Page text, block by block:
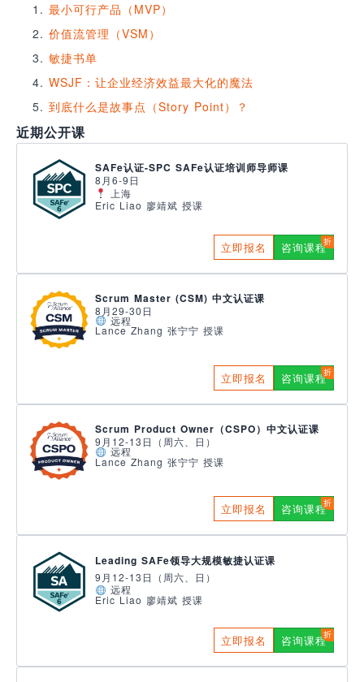
最小可行产品（MVP）
价值流管理（VSM）
敏捷书单
WSJF：让企业经济效益最大化的魔法
到底什么是故事点（Story Point）？
近期公开课
SAFe认证-SPC SAFe认证培训师导师课
8月6-9日
上海
Eric Liao 廖靖斌 授课
立即报名 咨询课程
Scrum Master (CSM) 中文认证课
8月29-30日
远程
Lance Zhang 张宁宁 授课
立即报名 咨询课程
Scrum Product Owner（CSPO）中文认证课
9月12-13日（周六、日）
远程
Lance Zhang 张宁宁 授课
立即报名 咨询课程
Leading SAFe领导大规模敏捷认证课
9月12-13日（周六、日）
远程
Eric Liao 廖靖斌 授课
立即报名 咨询课程